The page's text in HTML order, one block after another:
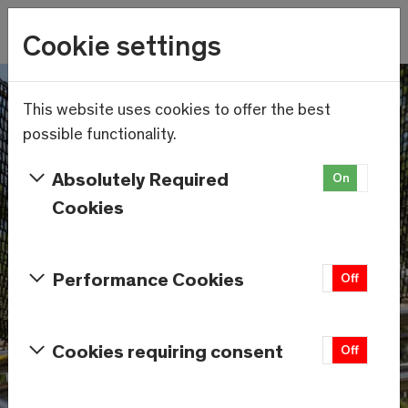
Skip to main content
19.8°C
Wetter
Cookie settings
This website uses cookies to offer the best
possible functionality.
Absolutely Required
Cookies
On Off
Performance Cookies Off
Cookies requiring consent Off